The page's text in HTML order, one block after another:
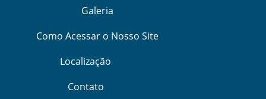
Galeria
Como Acessar o Nosso Site
Localização
Contato